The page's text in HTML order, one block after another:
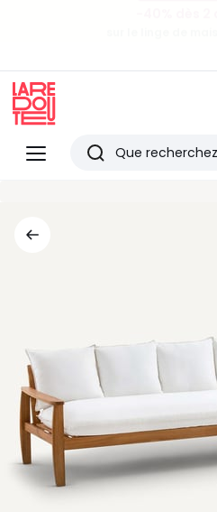
Menu
Redoute
Rechercher